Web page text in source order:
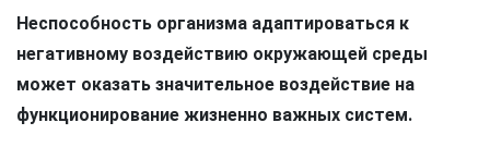
Неспособность организма адаптироваться к
негативному воздействию окружающей среды
может оказать значительное воздействие на
функционирование жизненно важных систем.